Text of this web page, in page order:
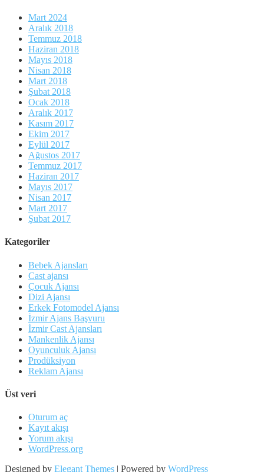
Mart 2024
Aralık 2018
Temmuz 2018
Haziran 2018
Mayıs 2018
Nisan 2018
Mart 2018
Şubat 2018
Ocak 2018
Aralık 2017
Kasım 2017
Ekim 2017
Eylül 2017
Ağustos 2017
Temmuz 2017
Haziran 2017
Mayıs 2017
Nisan 2017
Mart 2017
Şubat 2017
Kategoriler
Bebek Ajansları
Cast ajansı
Çocuk Ajansı
Dizi Ajansı
Erkek Fotomodel Ajansı
İzmir Ajans Başvuru
İzmir Cast Ajansları
Mankenlik Ajansı
Oyunculuk Ajansı
Prodüksiyon
Reklam Ajansı
Üst veri
Oturum aç
Kayıt akışı
Yorum akışı
WordPress.org
Designed by Elegant Themes | Powered by WordPress